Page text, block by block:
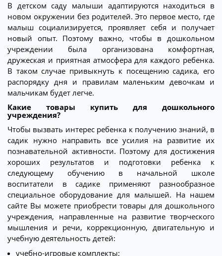
В детском саду малыши адаптируются находиться в
новом окружении без родителей. Это первое место, где
малыш социализируется, проявляет себя и получает
новый опыт. Поэтому важно, чтобы в дошкольном
учреждении была организована комфортная,
дружеская и приятная атмосфера для каждого ребенка.
В таком случае привыкнуть к посещению садика, его
распорядку дня и правилам маленьким девочкам и
мальчикам будет легче.
Какие товары купить для дошкольного
учреждения?
Чтобы вызвать интерес ребенка к получению знаний, в
садик нужно направить все усилия на развитие их
познавательной активности. Поэтому для достижения
хороших результатов и подготовки ребенка к
следующему обучению в начальной школе
воспитатели в садике применяют разнообразное
специальное оборудование для малышей. На нашем
сайте Вы можете приобрести товары для дошкольного
учреждения, направленные на развитие творческого
мышления и речи, коррекционную, двигательную и
учебную деятельность детей:
учебно-игровые комплекты;